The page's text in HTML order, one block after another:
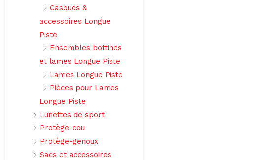
Casques &
accessoires Longue
Piste
Ensembles bottines
et lames Longue Piste
Lames Longue Piste
Pièces pour Lames
Longue Piste
Lunettes de sport
Protège-cou
Protège-genoux
Sacs et accessoires